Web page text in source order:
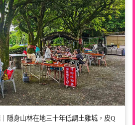
隱身山林在地三十年低調土雞城，皮Q